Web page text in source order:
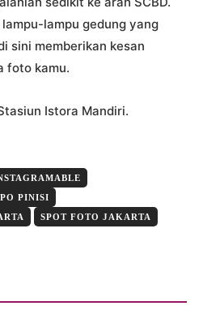
lampu gedung yang
sini memberikan kesan
foto kamu.
Istora Mandiri.
PINISI
SPOT FOTO JAKARTA